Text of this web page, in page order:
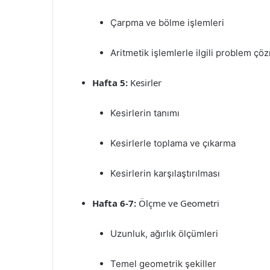
Çarpma ve bölme işlemleri
Aritmetik işlemlerle ilgili problem
Hafta 5: Kesirler
Kesirlerin tanımı
Kesirlerle toplama ve çıkarma
Kesirlerin karşılaştırılması
Hafta 6-7: Ölçme ve Geometri
Uzunluk, ağırlık ölçümleri
Temel geometrik şekiller